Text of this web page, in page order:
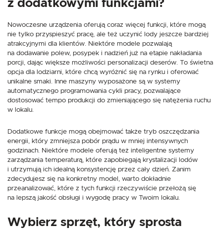
z dodatkowymi funkcjami?
Nowoczesne urządzenia oferują coraz więcej funkcji, które mogą
nie tylko przyspieszyć pracę, ale też uczynić lody jeszcze bardziej
atrakcyjnymi dla klientów. Niektóre modele pozwalają
na dodawanie polew, posypek i nadzień już na etapie nakładania
porcji, dając większe możliwości personalizacji deserów. To świetna
opcja dla lodziarni, które chcą wyróżnić się na rynku i oferować
unikalne smaki. Inne maszyny wyposażone są w systemy
automatycznego programowania cykli pracy, pozwalające
dostosować tempo produkcji do zmieniającego się natężenia ruchu
w lokalu.
Dodatkowe funkcje mogą obejmować także tryb oszczędzania
energii, który zmniejsza pobór prądu w mniej intensywnych
godzinach. Niektóre modele oferują też inteligentne systemy
zarządzania temperaturą, które zapobiegają krystalizacji lodów
i utrzymują ich idealną konsystencję przez cały dzień. Zanim
zdecydujesz się na konkretny model, warto dokładnie
przeanalizować, które z tych funkcji rzeczywiście przełożą się
na lepszą jakość obsługi i wygodę pracy w Twoim lokalu.
Wybierz sprzęt, który sprosta